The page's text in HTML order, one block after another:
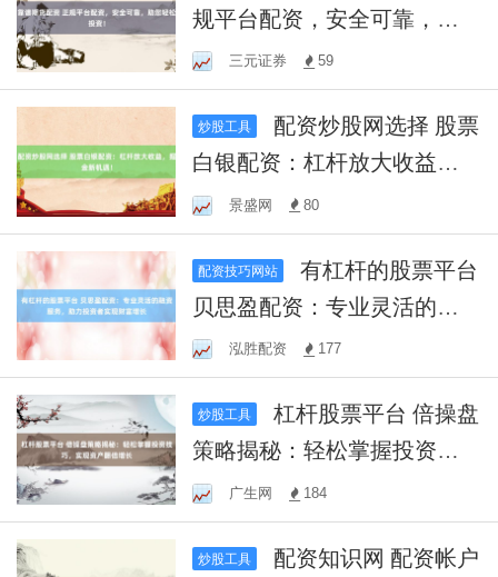
规平台配资，安全可靠，助
您轻松投资！
三元证券 59
炒股工具
白银配资：杠杆放大收益，
掘金新机遇！
景盛网 80
配资技巧网站
有杠杆的股票平台
贝思盈配资：专业灵活的融
资服务，助力投资者实现财
富增长
泓胜配资 177
炒股工具
杠杆股票平台 倍操盘
策略揭秘：轻松掌握投资技
巧，实现资产翻倍增长
广生网 184
炒股工具